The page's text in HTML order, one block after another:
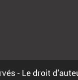
- Le droit